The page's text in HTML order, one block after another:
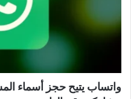
واتساب يتيح حجز أسماء